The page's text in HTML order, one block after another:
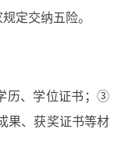
定交纳五险。
、学位证书；③
果、获奖证书等材